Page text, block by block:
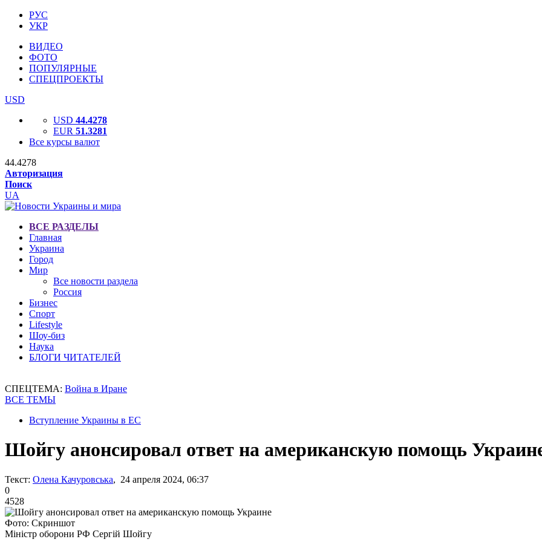
РУС
УКР
ВИДЕО
ФОТО
ПОПУЛЯРНЫЕ
СПЕЦПРОЕКТЫ
USD
USD 44.4278
EUR 51.3281
Все курсы валют
44.4278
Авторизация
Поиск
UA
ВСЕ РАЗДЕЛЫ
Главная
Украина
Город
Мир
Все новости раздела
Россия
Бизнес
Спорт
Lifestyle
Шоу-биз
Наука
БЛОГИ ЧИТАТЕЛЕЙ
СПЕЦТЕМА: Война в Иране
ВСЕ ТЕМЫ
Вступление Украины в ЕС
Шойгу анонсировал ответ на американскую помощь
Текст: Олена Качуровська, 24 апреля 2024, 06:37
0
4528
Фото: Скриншот
Міністр оборони РФ Сергій Шойгу